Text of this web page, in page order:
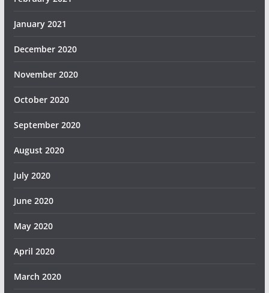
January 2021
December 2020
November 2020
October 2020
September 2020
August 2020
July 2020
June 2020
May 2020
April 2020
March 2020